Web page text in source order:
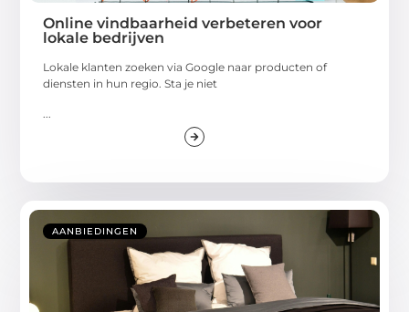
Online vindbaarheid verbeteren voor
lokale bedrijven
Lokale klanten zoeken via Google naar producten of
diensten in hun regio. Sta je niet
AANBIEDINGEN